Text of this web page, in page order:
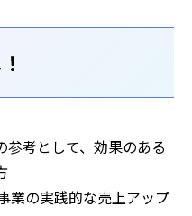
参考として、効果のある
業の実践的な売上アップ